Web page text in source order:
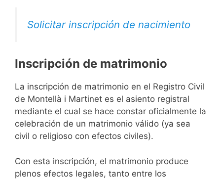
Solicitar inscripción de nacimiento
Inscripción de matrimonio
La inscripción de matrimonio en el Registro Civil
de Montellà i Martinet es el asiento registral
mediante el cual se hace constar oficialmente la
celebración de un matrimonio válido (ya sea
civil o religioso con efectos civiles).
Con esta inscripción, el matrimonio produce
plenos efectos legales, tanto entre los